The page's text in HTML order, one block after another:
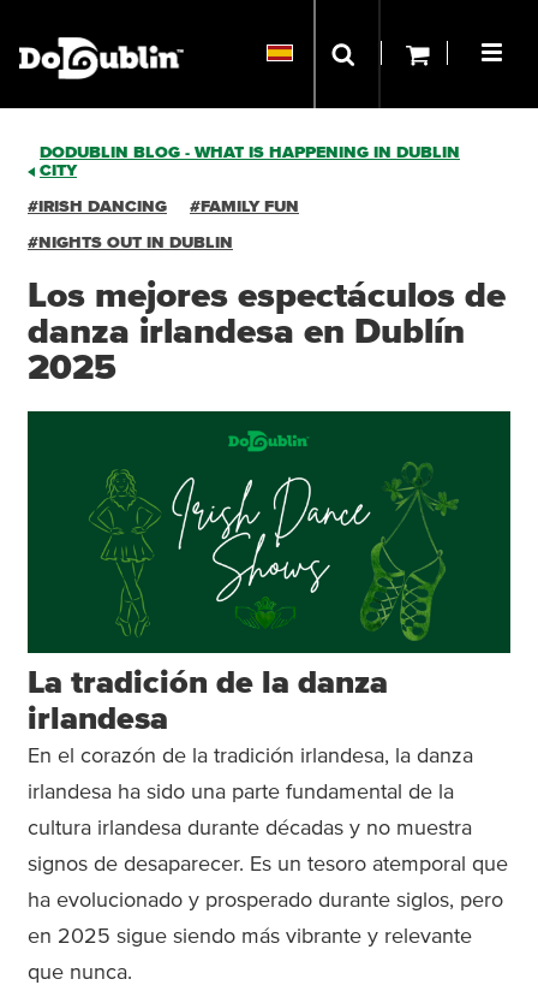
DODUBLIN BLOG - WHAT IS HAPPENING IN DUBLIN
CITY
#IRISH DANCING #FAMILY FUN
#NIGHTS OUT IN DUBLIN
Los mejores espectáculos de
danza irlandesa en Dublín
2025
La tradición de la danza
irlandesa
En el corazón de la tradición irlandesa, la danza
irlandesa ha sido una parte fundamental de la
cultura irlandesa durante décadas y no muestra
signos de desaparecer. Es un tesoro atemporal que
ha evolucionado y prosperado durante siglos, pero
en 2025 sigue siendo más vibrante y relevante
que nunca.